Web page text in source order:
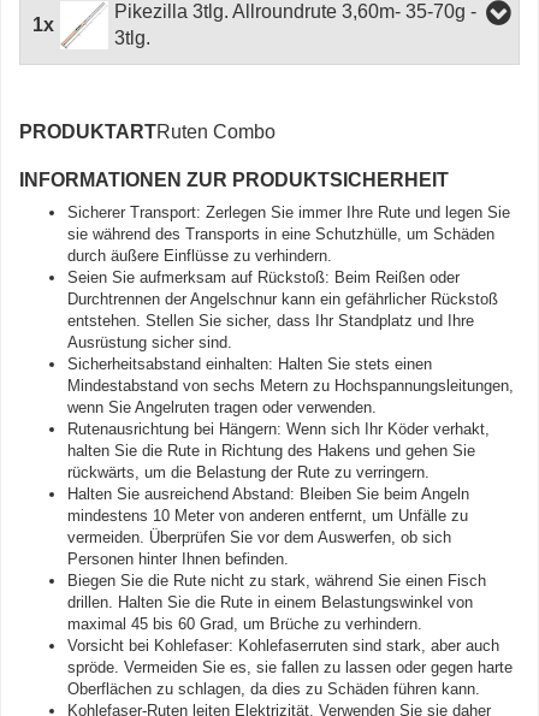
1x
Pikezilla 3tlg. Allroundrute 3,60m- 35-70g -
3tlg.
PRODUKTARTRuten Combo
INFORMATIONEN ZUR PRODUKTSICHERHEIT
Sicherer Transport: Zerlegen Sie immer Ihre Rute und legen Sie
sie während des Transports in eine Schutzhülle, um Schäden
durch äußere Einflüsse zu verhindern.
Seien Sie aufmerksam auf Rückstoß: Beim Reißen oder
Durchtrennen der Angelschnur kann ein gefährlicher Rückstoß
entstehen. Stellen Sie sicher, dass Ihr Standplatz und Ihre
Ausrüstung sicher sind.
Sicherheitsabstand einhalten: Halten Sie stets einen
Mindestabstand von sechs Metern zu Hochspannungsleitungen,
wenn Sie Angelruten tragen oder verwenden.
Rutenausrichtung bei Hängern: Wenn sich Ihr Köder verhakt,
halten Sie die Rute in Richtung des Hakens und gehen Sie
rückwärts, um die Belastung der Rute zu verringern.
Halten Sie ausreichend Abstand: Bleiben Sie beim Angeln
mindestens 10 Meter von anderen entfernt, um Unfälle zu
vermeiden. Überprüfen Sie vor dem Auswerfen, ob sich
Personen hinter Ihnen befinden.
Biegen Sie die Rute nicht zu stark, während Sie einen Fisch
drillen. Halten Sie die Rute in einem Belastungswinkel von
maximal 45 bis 60 Grad, um Brüche zu verhindern.
Vorsicht bei Kohlefaser: Kohlefaserruten sind stark, aber auch
spröde. Vermeiden Sie es, sie fallen zu lassen oder gegen harte
Oberflächen zu schlagen, da dies zu Schäden führen kann.
Kohlefaser-Ruten leiten Elektrizität. Verwenden Sie sie daher